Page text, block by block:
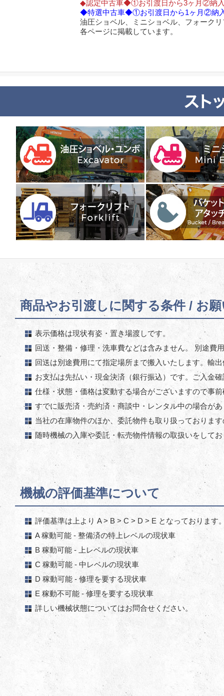
◆認定中古車◆①お引渡日から3ヶ月②納入
◆特選中古車◆①お引渡日から1ヶ月②納
油圧ショベル、ミニショベル、フォーク
各ページに掲載しています。
商品やお引渡しに関する条件 / お
表示価格は現状有姿・置き場渡しです。
回送・整備・修理・洗車費などは含みません。 別途費
回送は別途費用にて指定場所まで搬入いたします。輸
お支払は先払い・現金決済（銀行振込）です。ご入金
仕様・状態・価格は変動する場合がございますので事
すでに販売済・売約済・商談中・レンタル中の場合が
当社の在庫物件のほか、委託物件も取り扱っておりま
随時機械の入庫や委託・転売物件情報の取扱いをして
機械の評価基準について
評価基準は上より A > B > C > D > E となっております
A 稼動可能 - 整備済の特上レベルの現状車
B 稼動可能 - 上レベルの現状車
C 稼動可能 - 中レベルの現状車
D 稼動可能 - 修理を要する現状車
E 稼動不可能 - 修理を要する現状車
詳しい機械状態についてはお問合せください。